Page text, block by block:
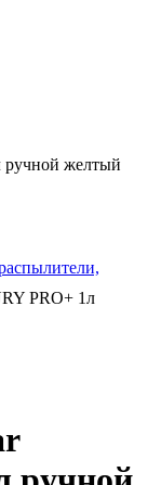
ручной желтый
PRO+ 1л